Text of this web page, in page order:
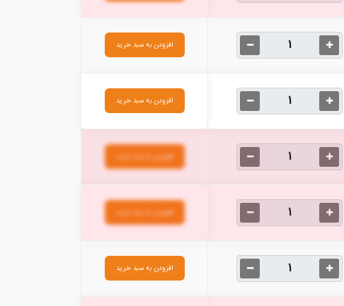
افزودن به سبد خرید
افزودن به سبد خرید
افزودن به سبد خرید
افزودن به سبد خرید
افزودن به سبد خرید